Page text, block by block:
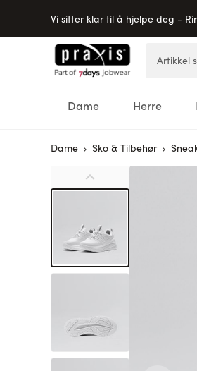
Vi sitter klar til å hjelpe deg -
Hopp til innhold
Dame Herre
Dame Sko & Tilbehør